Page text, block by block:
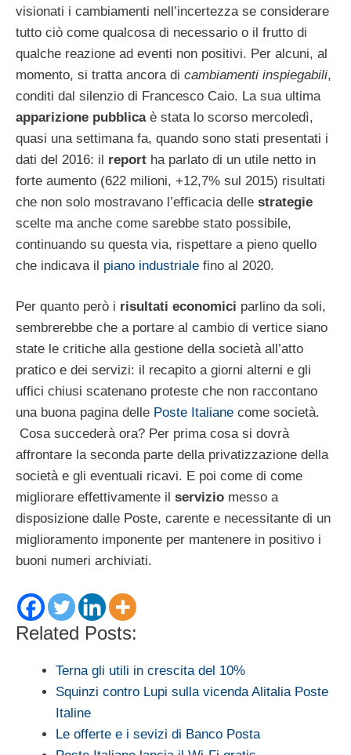
visionati i cambiamenti nell’incertezza se considerare
tutto ciò come qualcosa di necessario o il frutto di
qualche reazione ad eventi non positivi. Per alcuni, al
momento, si tratta ancora di cambiamenti inspiegabili,
conditi dal silenzio di Francesco Caio. La sua ultima
apparizione pubblicaè stata lo scorso mercoledì,
quasi una settimana fa, quando sono stati presentati i
dati del 2016: il report ha parlato di un utile netto in
forte aumento (622 milioni, +12,7% sul 2015) risultati
che non solo mostravano l’efficacia delle strategie
scelte ma anche come sarebbe stato possibile,
continuando su questa via, rispettare a pieno quello
che indicava il piano industriale fino al 2020.
Per quanto però i risultati economici parlino da soli,
sembrerebbe che a portare al cambio di vertice siano
state le critiche alla gestione della società all’atto
pratico e dei servizi: il recapito a giorni alterni e gli
uffici chiusi scatenano proteste che non raccontano
una buona pagina delle Poste Italiane come società.
Cosa succederà ora? Per prima cosa si dovrà
affrontare la seconda parte della privatizzazione della
società e gli eventuali ricavi. E poi come di come
migliorare effettivamente il servizio messo a
disposizione dalle Poste, carente e necessitante di un
miglioramento imponente per mantenere in positivo i
buoni numeri archiviati.
Related Posts:
Terna gli utili in crescita del 10%
Squinzi contro Lupi sulla vicenda Alitalia Poste
Italine
Le offerte e i sevizi di Banco Posta